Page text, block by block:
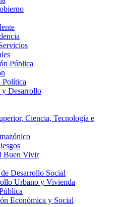
Pública
Política
Desarrollo
Ciencia, Tecnología e
Buen Vivir
Desarrollo Social
Urbano y Vivienda
Económica y Social